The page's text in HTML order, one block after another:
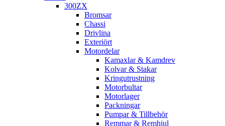
300ZX
Bromsar
Chassi
Drivlina
Exteriört
Motordelar
Kamaxlar & Kamdrev
Kolvar & Stakar
Kringutrustning
Motorbultar
Motorlager
Packningar
Pumpar & Tillbehör
Remmar & Remhjul